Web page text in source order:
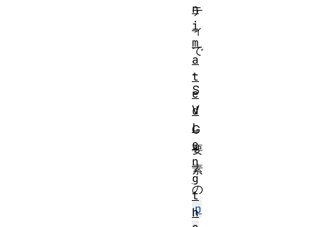
テ
ィ
で
、
S
V
G
要
素
の
p
n
i
m
a
t
e
d
L
e
n
g
t
h